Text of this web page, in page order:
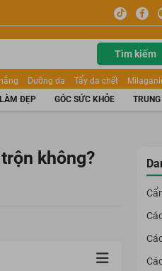
Tìm kiếm
Dưỡng da Tẩy da chết
Dior Mỹ phẩm Mặt nạ
Tinh chất
ĐẸP GÓC SỨC KHỎE
không?